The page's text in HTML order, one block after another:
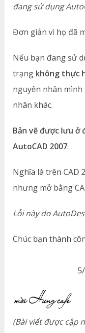
đang sử dụng
Đơn giản vì họ đã
Nếu bạn đang sử
trạng không thực
nguyên nhân mình
nhân khác.
Bản vẽ được lưu ở
AutoCAD 2007.
Nghĩa là trên CAD
nhưng mở bằng
Lỗi này do
Chúc bạn thành
(Bài viết được cập